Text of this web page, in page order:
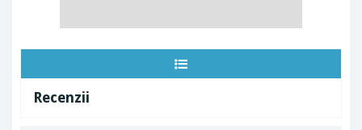
Recenzii